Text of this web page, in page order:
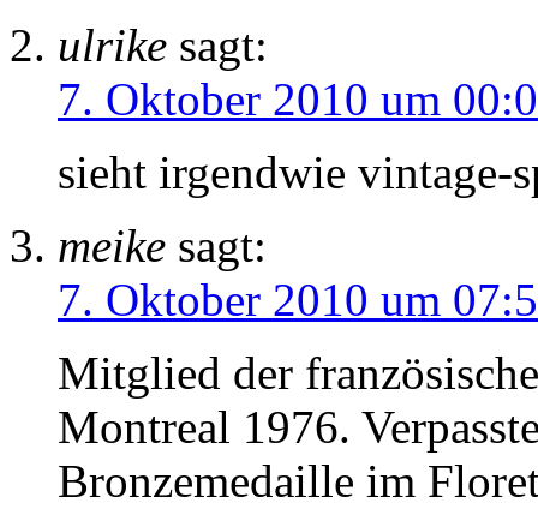
ulrike sagt:
7. Oktober 2010 um
sieht irgendwie vintage-
meike sagt:
7. Oktober 2010 um
Mitglied der
Montreal 1976.
Bronzemedaille im